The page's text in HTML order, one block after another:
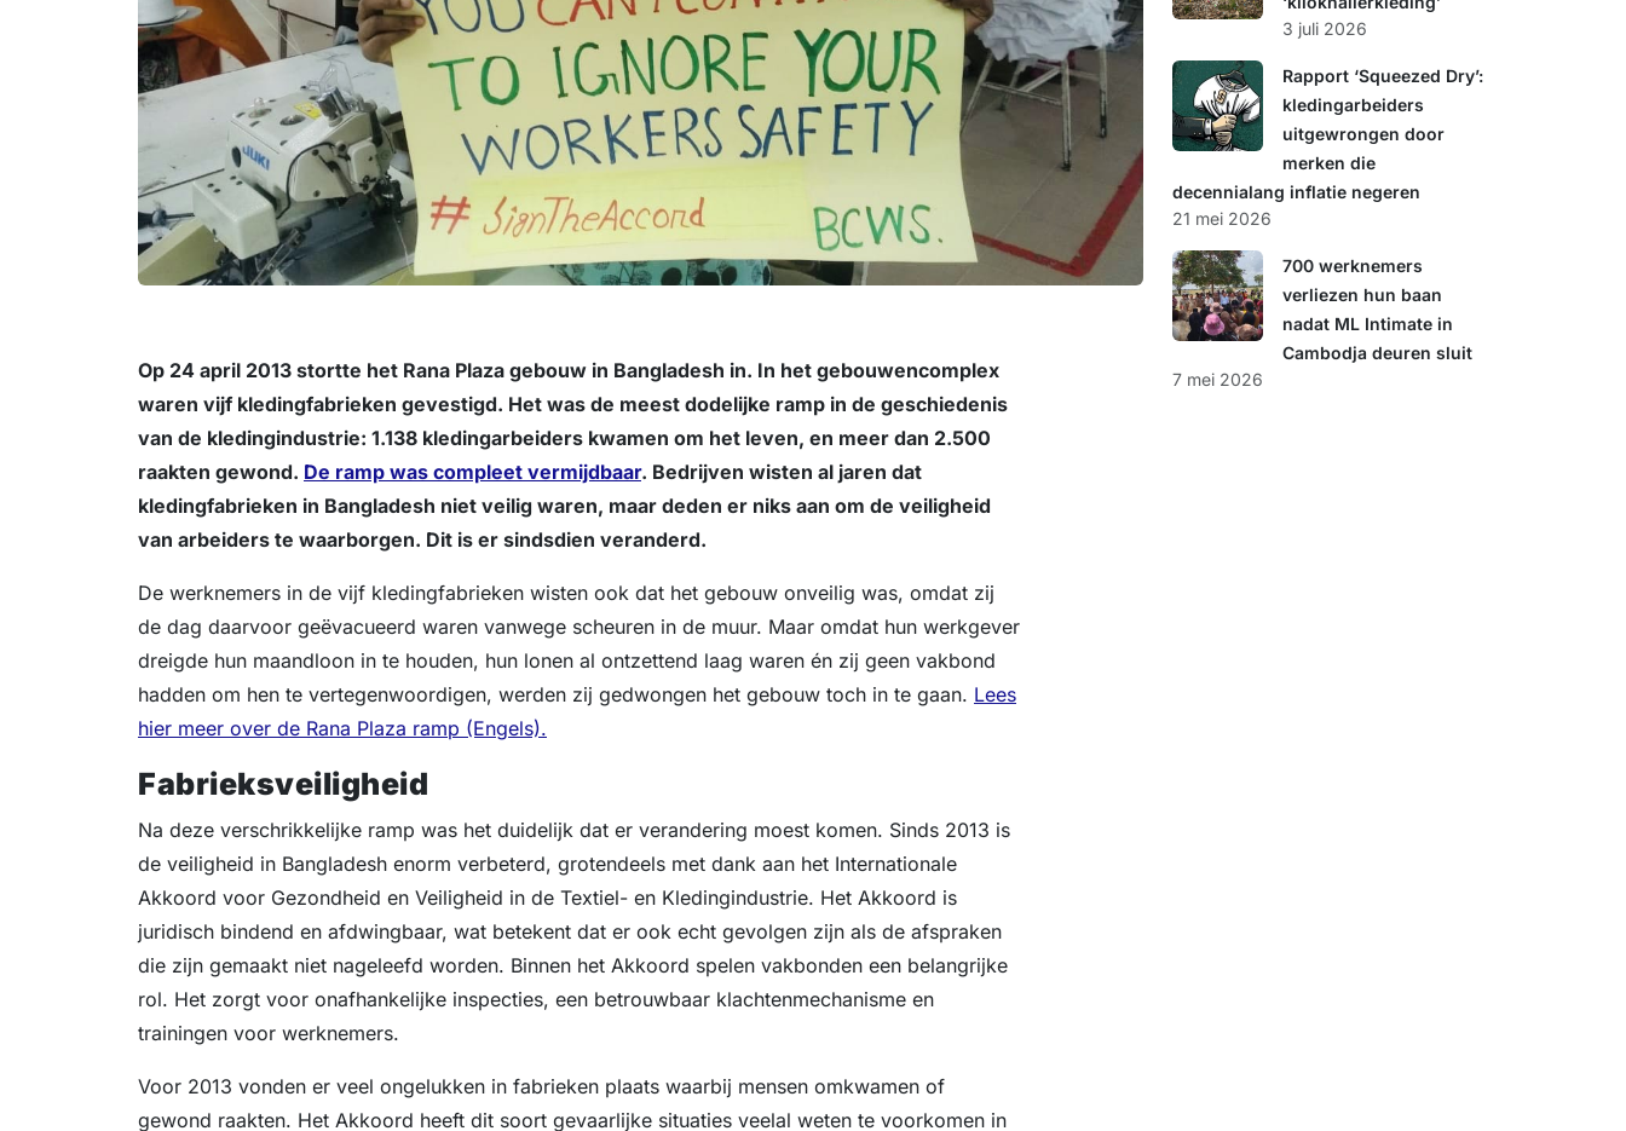
Op 24 april 2013 stortte het Rana Plaza gebouw in Bangladesh in. In het gebouwencomplex
waren vijf kledingfabrieken gevestigd. Het was de meest dodelijke ramp in de geschiedenis
van de kledingindustrie: 1.138 kledingarbeiders kwamen om het leven, en meer dan 2.500
raakten gewond. De ramp was compleet vermijdbaar. Bedrijven wisten al jaren dat
kledingfabrieken in Bangladesh niet veilig waren, maar deden er niks aan om de veiligheid
van arbeiders te waarborgen. Dit is er sindsdien veranderd.
De werknemers in de vijf kledingfabrieken wisten ook dat het gebouw onveilig was, omdat zij
de dag daarvoor geëvacueerd waren vanwege scheuren in de muur. Maar omdat hun werkgever
dreigde hun maandloon in te houden, hun lonen al ontzettend laag waren én zij geen vakbond
hadden om hen te vertegenwoordigen, werden zij gedwongen het gebouw toch in te gaan. Lees
hier meer over de Rana Plaza ramp (Engels).
Fabrieksveiligheid
Na deze verschrikkelijke ramp was het duidelijk dat er verandering moest komen. Sinds 2013 is
de veiligheid in Bangladesh enorm verbeterd, grotendeels met dank aan het Internationale
Akkoord voor Gezondheid en Veiligheid in de Textiel- en Kledingindustrie. Het Akkoord is
juridisch bindend en afdwingbaar, wat betekent dat er ook echt gevolgen zijn als de afspraken
die zijn gemaakt niet nageleefd worden. Binnen het Akkoord spelen vakbonden een belangrijke
rol. Het zorgt voor onafhankelijke inspecties, een betrouwbaar klachtenmechanisme en
trainingen voor werknemers.
Voor 2013 vonden er veel ongelukken in fabrieken plaats waarbij mensen omkwamen of
gewond raakten. Het Akkoord heeft dit soort gevaarlijke situaties veelal weten te voorkomen in
3 juli 2026
Rapport ‘Squeezed Dry’:
kledingarbeiders
uitgewrongen door
merken die
decennialang inflatie negeren
21 mei 2026
700 werknemers
verliezen hun baan
nadat ML Intimate in
Cambodja deuren sluit
7 mei 2026